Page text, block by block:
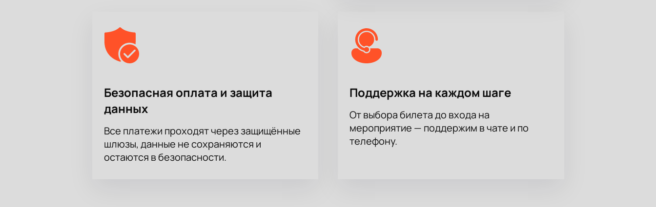
Безопасная оплата и защита
данных
Все платежи проходят через защищённые
шлюзы, данные не сохраняются и
остаются в безопасности.
Поддержка на каждом шаге
От выбора билета до входа на
мероприятие — поддержим в чате и по
телефону.